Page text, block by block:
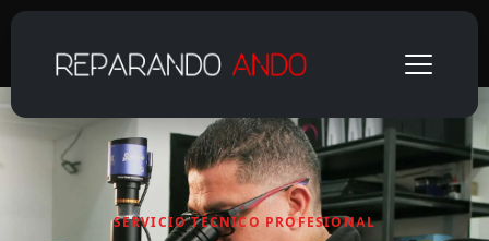
SERVICIO TÉCNICO PROFESIONAL